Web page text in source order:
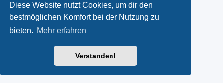
Diese Website nutzt Cookies, um dir den
bestmöglichen Komfort bei der Nutzung zu
bieten. Mehr erfahren
Verstanden!